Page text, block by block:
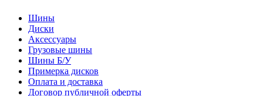
Шины
Диски
Аксессуары
Грузовые шины
Шины Б/У
Примерка дисков
Оплата и доставка
Договор публичной оферты